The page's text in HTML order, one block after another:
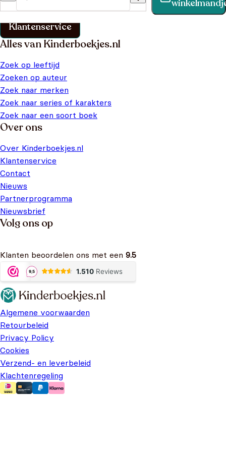
klantenservice pagina.
Klantenservice
Alles van Kinderboekjes.nl
Zoek op leeftijd
Zoeken op auteur
Zoek naar merken
Zoek naar series of karakters
Zoek naar een soort boek
Over ons
Over Kinderboekjes.nl
Klantenservice
Contact
Nieuws
Partnerprogramma
Nieuwsbrief
Volg ons op
Klanten beoordelen ons met een 9.5
Algemene voorwaarden
Retourbeleid
Privacy Policy
Cookies
Verzend- en leverbeleid
Klachtenregeling